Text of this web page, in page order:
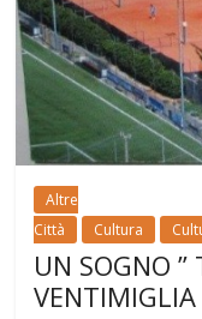
Altre
Città
Cultura
UN SOGNO
VENTIMIGLIA